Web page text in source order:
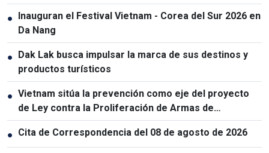
socios
● Inauguran el Festival Vietnam - Corea del Sur 2026 en
Da Nang
● Dak Lak busca impulsar la marca de sus destinos y
productos turísticos
● Vietnam sitúa la prevención como eje del proyecto
de Ley contra la Proliferación de Armas de
Destrucción Masiva
● Cita de Correspondencia del 08 de agosto de 2026